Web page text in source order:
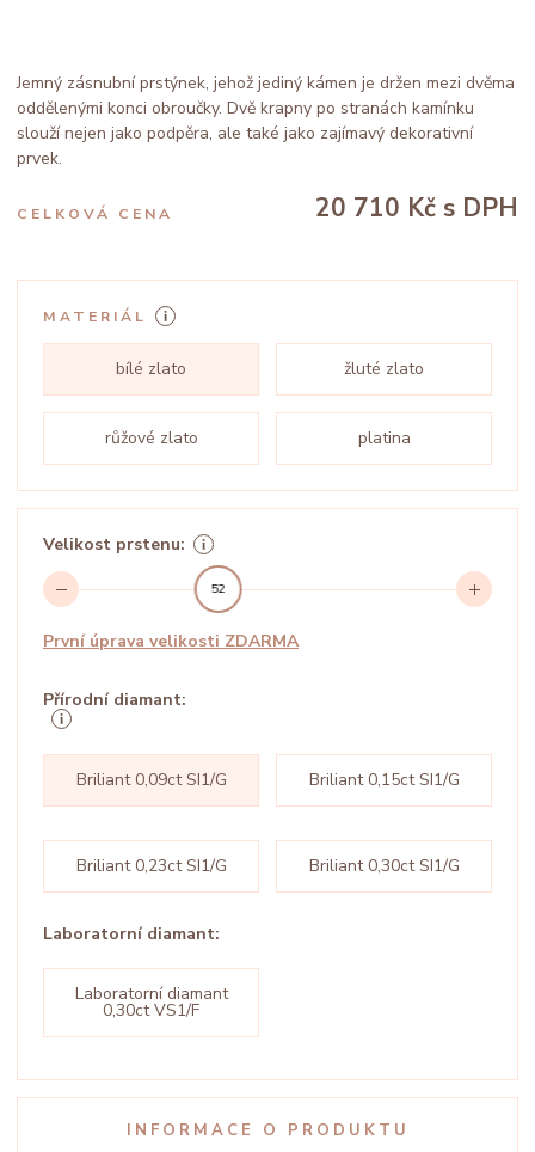
Jemný zásnubní prstýnek, jehož jediný kámen je držen mezi dvěma
oddělenými konci obroučky. Dvě krapny po stranách kamínku
slouží nejen jako podpěra, ale také jako zajímavý dekorativní
prvek.
CELKOVÁ CENA 20 710 Kč s DPH
MATERIÁL
bílé zlato žluté zlato
růžové zlato platina
Velikost prstenu:
52
První úprava velikosti ZDARMA
Přírodní diamant:
Briliant 0,09ct SI1/G Briliant 0,15ct SI1/G
Briliant 0,23ct SI1/G Briliant 0,30ct SI1/G
Laboratorní diamant:
Laboratorní diamant
0,30ct VS1/F
INFORMACE O PRODUKTU